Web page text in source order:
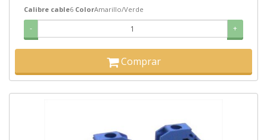
Calibre cable6 ColorAmarillo/Verde
- +
Comprar